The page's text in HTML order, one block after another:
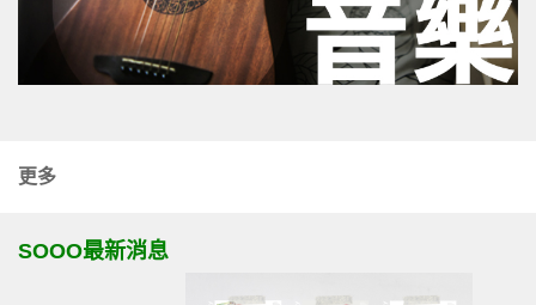
更多
SOOO最新消息